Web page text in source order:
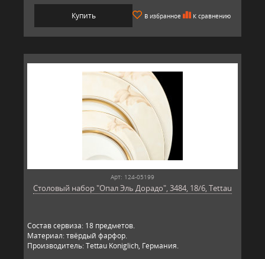
Купить В избранное К сравнению
Арт: 124-05199
Столовый набор "Опал Эль Дорадо", 3484, 18/6, Tettau
Состав сервиза: 18 предметов.
Материал: твёрдый фарфор.
Производитель: Tettau Koniglich, Германия.